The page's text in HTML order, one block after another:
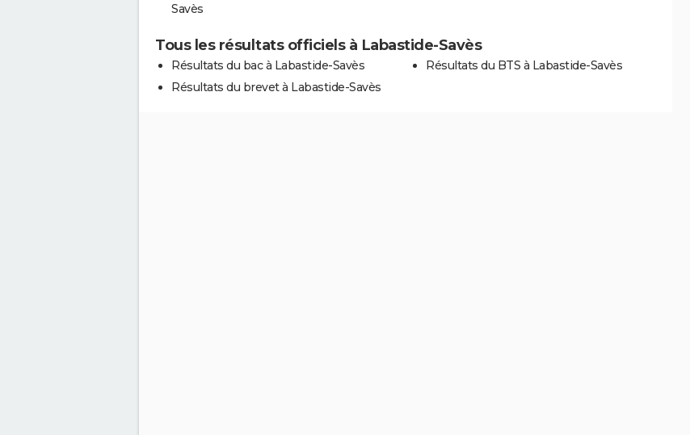
Savès
Tous les résultats officiels à Labastide-Savès
Résultats du bac à Labastide-Savès
Résultats du brevet à Labastide-Savès
Résultats du BTS à Labastide-Savès